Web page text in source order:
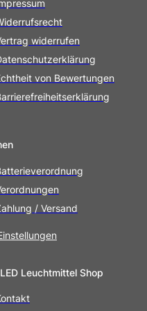
widerrufen
von Bewertungen
/ Versand
Leuchtmittel Shop